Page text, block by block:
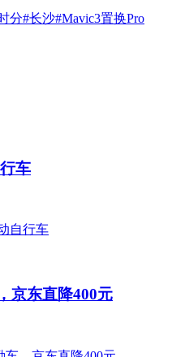
车
京东直降400元